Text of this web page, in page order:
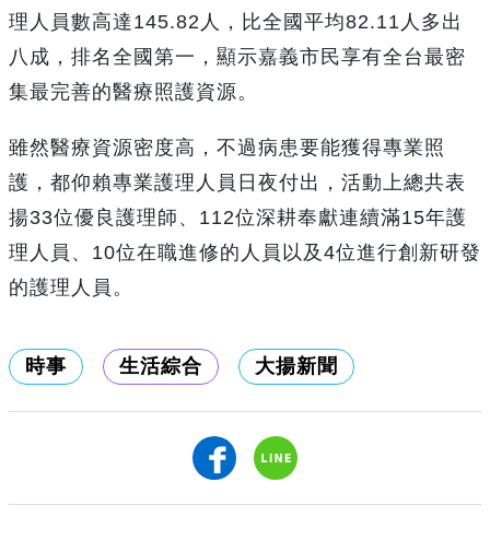
理人員數高達145.82人，比全國平均82.11人多出
八成，排名全國第一，顯示嘉義市民享有全台最密
集最完善的醫療照護資源。
雖然醫療資源密度高，不過病患要能獲得專業照
護，都仰賴專業護理人員日夜付出，活動上總共表
揚33位優良護理師、112位深耕奉獻連續滿15年護
理人員、10位在職進修的人員以及4位進行創新研發
的護理人員。
時事 生活綜合 大揚新聞